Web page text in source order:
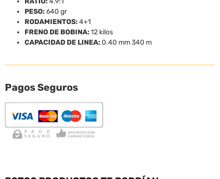
PESO:640 gr
RODAMIENTOS:4+1
FRENO DE BOBINA:12 kilos
CAPACIDAD DE LINEA:0.40 mm 340 m
Pagos Seguros